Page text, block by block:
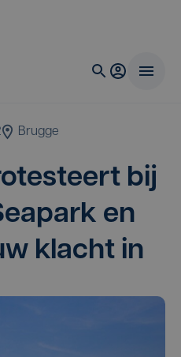
Brugge
bij
en
klacht in